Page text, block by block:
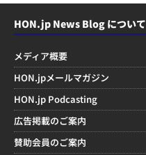
HON.jp News Blog について
メディア概要
HON.jpメールマガジン
HON.jp Podcasting
広告掲載のご案内
賛助会員のご案内